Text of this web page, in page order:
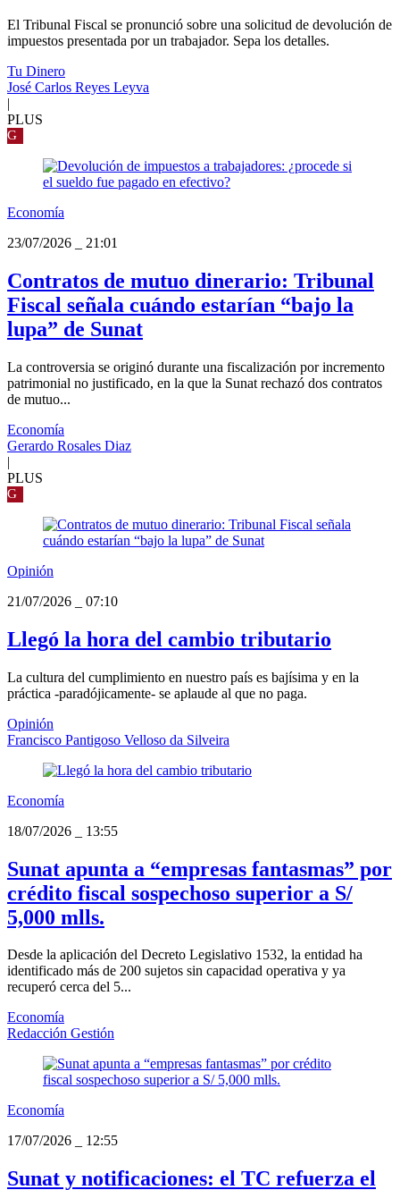
El Tribunal Fiscal se pronunció sobre una solicitud de devolución de
impuestos presentada por un trabajador. Sepa los detalles.
Tu Dinero
José Carlos Reyes Leyva
|
PLUS
G
Economía
23/07/2026
21:01
Contratos de mutuo dinerario: Tribunal
Fiscal señala cuándo estarían “bajo la
lupa” de Sunat
La controversia se originó durante una fiscalización por incremento
patrimonial no justificado, en la que la Sunat rechazó dos contratos
de mutuo...
Economía
Gerardo Rosales Diaz
|
PLUS
G
Opinión
21/07/2026
07:10
Llegó la hora del cambio tributario
La cultura del cumplimiento en nuestro país es bajísima y en la
práctica -paradójicamente- se aplaude al que no paga.
Opinión
Francisco Pantigoso Velloso da Silveira
Economía
18/07/2026
13:55
Sunat apunta a “empresas fantasmas” por
crédito fiscal sospechoso superior a S/
5,000 mlls.
Desde la aplicación del Decreto Legislativo 1532, la entidad ha
identificado más de 200 sujetos sin capacidad operativa y ya
recuperó cerca del 5...
Economía
Redacción Gestión
Economía
17/07/2026
12:55
Sunat y notificaciones: el TC refuerza el